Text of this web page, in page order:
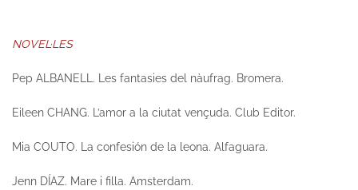
NOVEL·LES
Pep ALBANELL. Les fantasies del nàufrag. Bromera.
Eileen CHANG. L’amor a la ciutat vençuda. Club Editor.
Mia COUTO. La confesión de la leona. Alfaguara.
Jenn DÍAZ. Mare i filla. Amsterdam.